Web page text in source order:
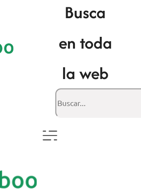
Busca
en toda
la web
Buscar